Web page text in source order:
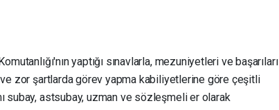
yaptığı sınavlarla, mezuniyetleri ve başarıları
zor şartlarda görev yapma kabiliyetlerine göre çeşitli
subay, astsubay, uzman ve sözleşmeli er olarak